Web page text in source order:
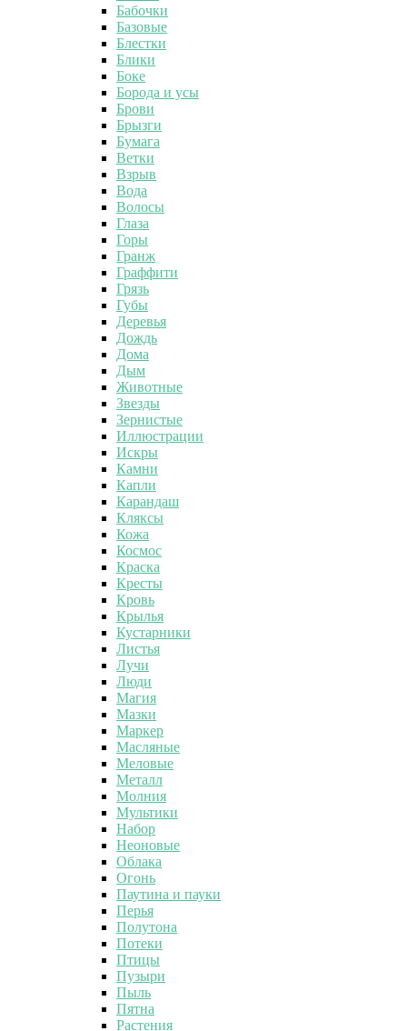
Бабочки
Базовые
Блестки
Блики
Боке
Борода и усы
Брови
Брызги
Бумага
Ветки
Взрыв
Вода
Волосы
Глаза
Горы
Гранж
Граффити
Грязь
Губы
Деревья
Дождь
Дома
Дым
Животные
Звезды
Зернистые
Иллюстрации
Искры
Камни
Капли
Карандаш
Кляксы
Кожа
Космос
Краска
Кресты
Кровь
Крылья
Кустарники
Листья
Лучи
Люди
Магия
Мазки
Маркер
Масляные
Меловые
Металл
Молния
Мультики
Набор
Неоновые
Облака
Огонь
Паутина и пауки
Перья
Полутона
Потеки
Птицы
Пузыри
Пыль
Пятна
Растения